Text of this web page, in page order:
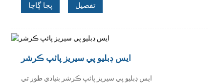
پڇا ڳاڇا تفصيل
ايس ڊبليو پي سيريز پائپ ڪرشر
ايس ڊبليو پي سيريز پائپ ڪرشر بنيادي طور تي